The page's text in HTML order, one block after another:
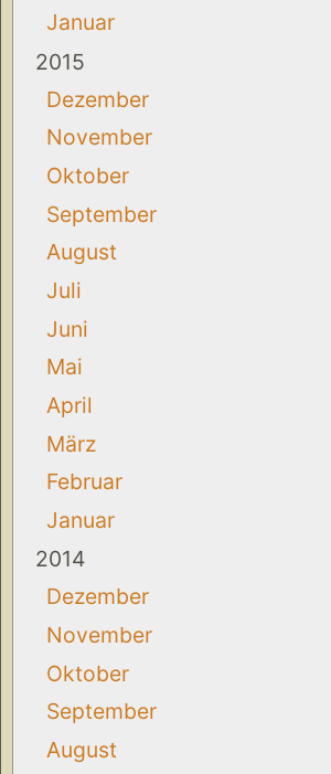
Januar
2015
Dezember
November
Oktober
September
August
Juli
Juni
Mai
April
März
Februar
Januar
2014
Dezember
November
Oktober
September
August